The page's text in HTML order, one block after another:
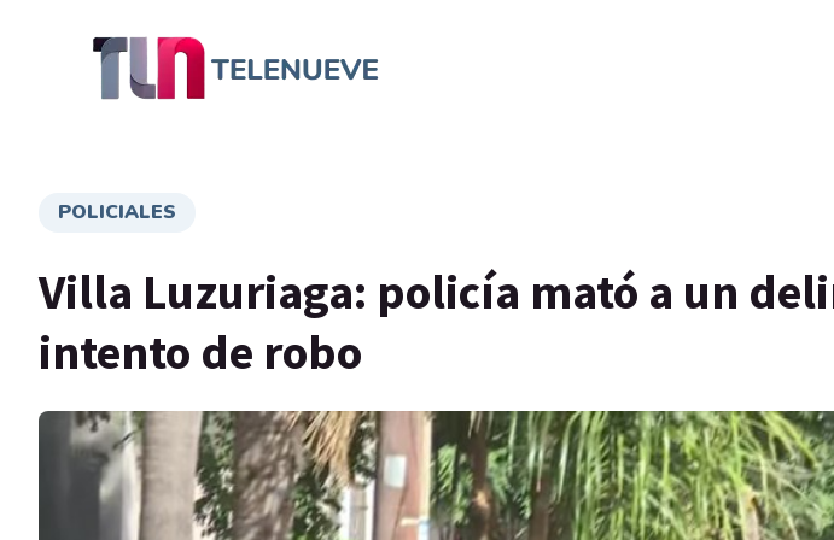
POLICIALES
Villa Luzuriaga: policía mató a un
intento de robo